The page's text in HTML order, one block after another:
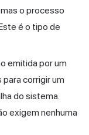
o processo
é o tipo de
emitida por um
corrigir um
do sistema.
exigem nenhuma